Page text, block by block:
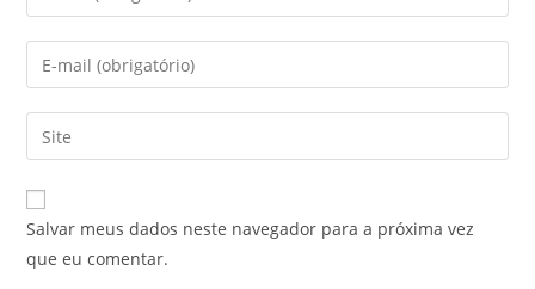
seu
nome
ou
de
usuário
para
comentar
Digite
seu
endereço
de
mail
para
comentar
Digite
o
URL
do
site
Salvar meus dados neste navegador para a próxima vez
que eu comentar.